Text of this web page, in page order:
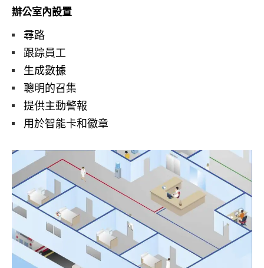
辦公室內設置
尋路
跟踪員工
生成數據
聰明的召集
提供主動警報
用於智能卡和徽章